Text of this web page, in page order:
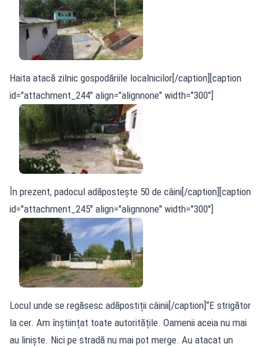
Haita atacă zilnic gospodăriile localnicilor[/caption][caption
id="attachment_244" align="alignnone" width="300"]
În prezent, padocul adăpostește 50 de câini[/caption][caption
id="attachment_245" align="alignnone" width="300"]
Locul unde se regăsesc adăpostiții câinii[/caption]“E strigător
la cer. Am înștiințat toate autoritățile. Oamenii aceia nu mai
au liniște. Nici pe stradă nu mai pot merge. Au atacat un